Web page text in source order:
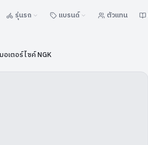
รุ่นรถ แบรนด์ ตัวแทน
อเตอร์ไซค์ NGK